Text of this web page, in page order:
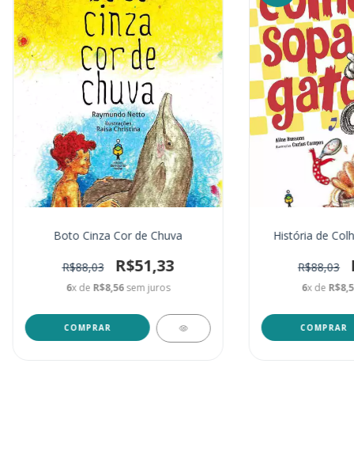
Boto Cinza Cor de Chuva
R$88,03 R$51,33
6x de R$8,56sem juros
História de
R$88,03
6x de